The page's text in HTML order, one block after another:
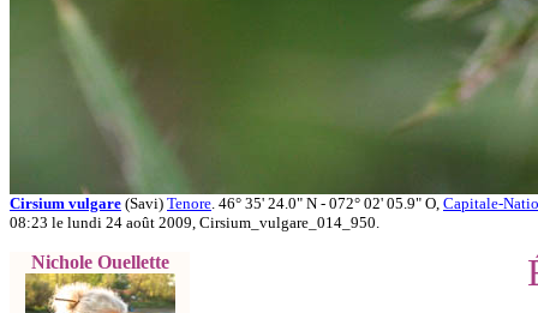
Cirsium vulgare (Savi) Tenore. 46° 35' 24.0" N - 072° 02' 05.9" O, Capitale-
08:23 le lundi 24 août 2009, Cirsium_vulgare_014_950.
Nichole Ouellette